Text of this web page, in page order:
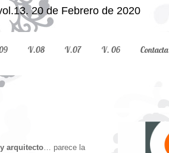
20 de Febrero de 2020
V.08 V.07 V. 06 Contacta
arquitecto… parece la